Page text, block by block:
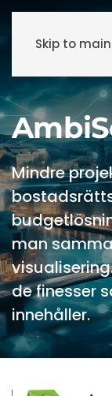
Skip to
Mindre
man
de finesser
innehåller.